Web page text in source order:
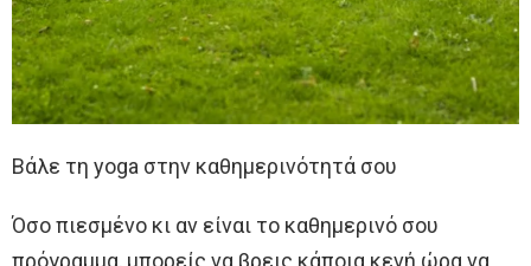
Βάλε τη yoga στην καθημερινότητά σου
Όσο πιεσμένο κι αν είναι το καθημερινό σου
πρόγραμμα, μπορείς να βρεις κάποια κενή ώρα να